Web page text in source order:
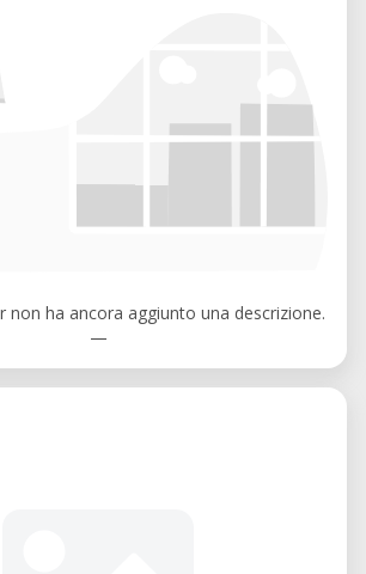
ha ancora aggiunto una descrizione.
—